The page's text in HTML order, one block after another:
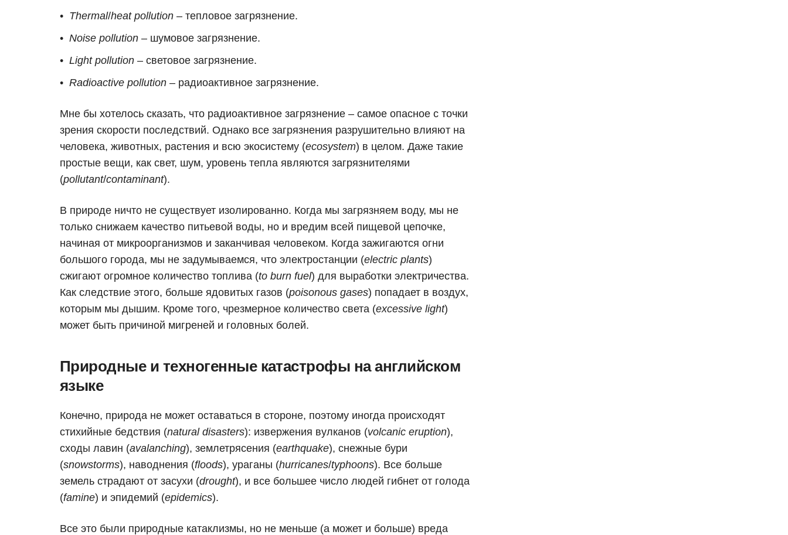
Thermal/heat pollution – тепловое загрязнение.
Noise pollution – шумовое загрязнение.
Light pollution – световое загрязнение.
Radioactive pollution – радиоактивное загрязнение.
Мне бы хотелось сказать, что радиоактивное загрязнение – самое опасное с точки
зрения скорости последствий. Однако все загрязнения разрушительно влияют на
человека, животных, растения и всю экосистему (ecosystem) в целом. Даже такие
простые вещи, как свет, шум, уровень тепла являются загрязнителями
(pollutant/contaminant).
В природе ничто не существует изолированно. Когда мы загрязняем воду, мы не
только снижаем качество питьевой воды, но и вредим всей пищевой цепочке,
начиная от микроорганизмов и заканчивая человеком. Когда зажигаются огни
большого города, мы не задумываемся, что электростанции (electric plants)
сжигают огромное количество топлива (to burn fuel) для выработки электричества.
Как следствие этого, больше ядовитых газов (poisonous gases) попадает в воздух,
которым мы дышим. Кроме того, чрезмерное количество света (excessive light)
может быть причиной мигреней и головных болей.
Природные и техногенные катастрофы на английском
языке
Конечно, природа не может оставаться в стороне, поэтому иногда происходят
стихийные бедствия (natural disasters): извержения вулканов (volcanic eruption),
сходы лавин (avalanching), землетрясения (earthquake), снежные бури
(snowstorms), наводнения (floods), ураганы (hurricanes/typhoons). Все больше
земель страдают от засухи (drought), и все большее число людей гибнет от голода
(famine) и эпидемий (epidemics).
Все это были природные катаклизмы, но не меньше (а может и больше) вреда